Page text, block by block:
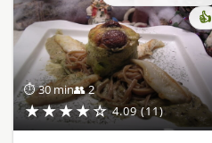
⏱ 30 min👥 2
★★★★☆ 4.09 (11)
👍